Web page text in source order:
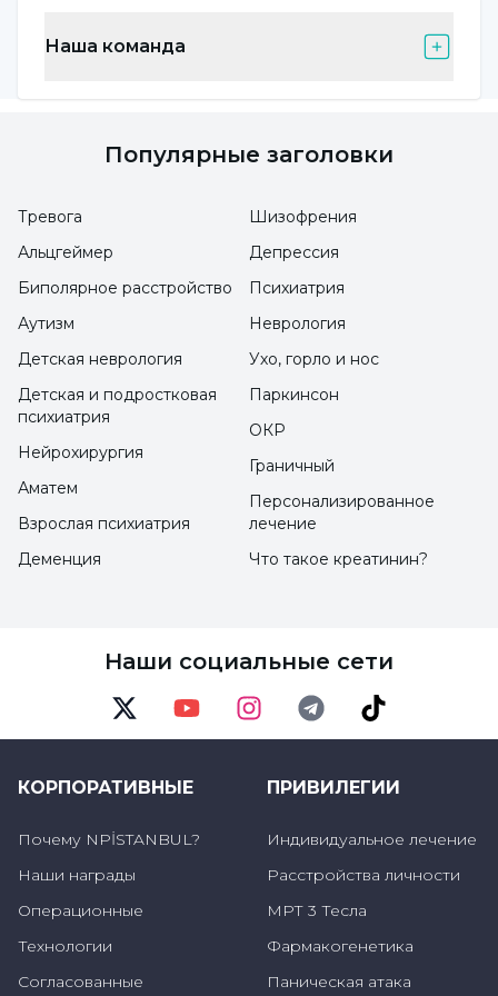
прыжки через скакалку, трудности в
проявляется вместе с другими подтипами
наблюдаться трудности в арифметике,
неспособность понять прочитанное,
неправильное или инвертированное
письмо. У детей с дислексией могут
проявляться симптомы разной
интенсивности, не обязательно, чтобы у них
были все симптомы".
Внимание на позднюю речь!
Отметив, что расстройства обучения - это
генетических факторов и факторов
Мине Элагёз Юксель предупреждает: "Хотя
начальной школе, такие симптомы, как
букв и слабость моторики, могут проявиться
у них еще до начальной школы".
Диагноз не должен быть запоздалым
Наша команда
Популярные заголовки
Тревога
Альцгеймер
Биполярное расстройство
Аутизм
Детская неврология
Шизофрения
Депрессия
Психиатрия
Неврология
Ухо, горло и нос
Детская и подростковая
психиатрия
Нейрохирургия
Аматем
Взрослая психиатрия
Деменция
Паркинсон
ОКР
Граничный
Персонализированное
лечение
Что такое креатинин?
Наши социальные сети
КОРПОРАТИВНЫЕ
Почему NPİSTANBUL?
Наши награды
Операционные
Технологии
Согласованные
ПРИВИЛЕГИИ
Индивидуальное лечение
Расстройства личности
МРТ 3 Тесла
Фармакогенетика
Паническая атака